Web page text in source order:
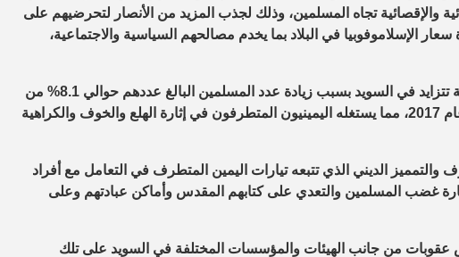
والإقصائية تجاه المسلمين، وذلك لجذب المزيد من الأنصار لتحرضيهم على
الإسلاموفوبيا في البلاد بما يخدم مصالحهم السياسية والاجتماعية،
ولفت المرصد الإنتباه إلى أن الإسلاموفوبيا وجرائم الكراهية تتزايد في السويد بسبب زيادة عدد المسلمين البالغ عددهم حوالي 8.1% من
إجمالي عدد سكان السويد وفقًا لتقرير مركز بيو للأبحاث عام 2017، مما يستغله اليمينيون المتطرفون في إثارة الهلع والخوف والكراهية
الديني الذي تتبعه تيارات اليمين المتطرف في التعامل مع أفراد
غضب المسلمين والتعدي على كتابهم المقدس وأماكن عبادتهم وعلى
من جانب الهيئات والمؤسسات المختلفة في السويد على تلك